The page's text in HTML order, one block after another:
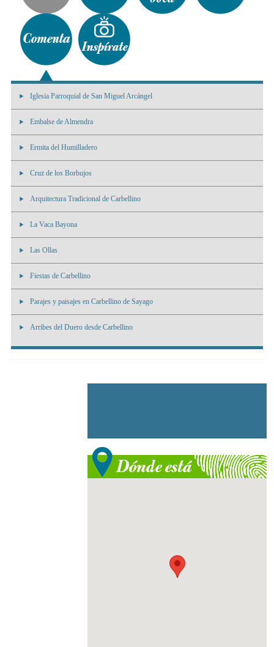
Iglesia Parroquial de San Miguel Arcángel
Embalse de Almendra
Ermita del Humilladero
Cruz de los Borbujos
Arquitectura Tradicional de Carbellino
La Vaca Bayona
Las Ollas
Fiestas de Carbellino
Parajes y paisajes en Carbellino de Sayago
Arribes del Duero desde Carbellino